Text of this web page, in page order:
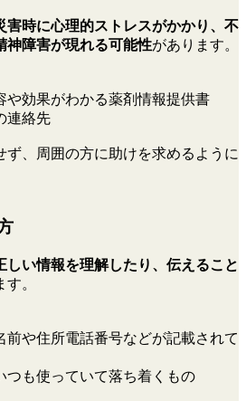
害時に心理的ストレスがかかり、不
神障害が現れる可能性があります。
や効果がわかる薬剤情報提供書
連絡先
ず、周囲の方に助けを求めるように
しい情報を理解したり、伝えること
。
前や住所電話番号などが記載されて
つも使っていて落ち着くもの